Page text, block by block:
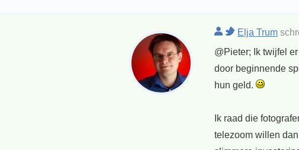
Elja Trum
@Pieter; Ik twijfel
door beginnende
hun geld.
Ik raad die
telezoom willen